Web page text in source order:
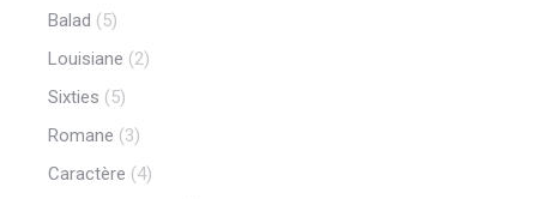
Balad (5)
Louisiane (2)
Sixties (5)
Romane (3)
Caractère (4)